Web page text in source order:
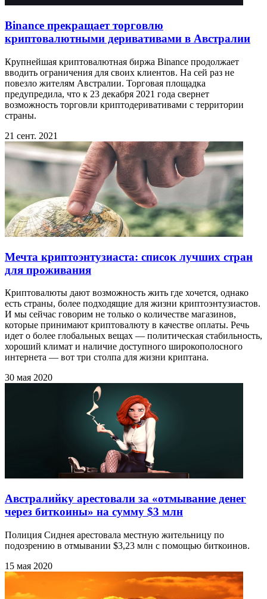
Binance прекращает торговлю
криптовалютными деривативами в Австралии
Крупнейшая криптовалютная биржа Binance продолжает
вводить ограничения для своих клиентов. На сей раз не
повезло жителям Австралии. Торговая площадка
предупредила, что к 23 декабря 2021 года свернет
возможность торговли криптодеривативами с территории
страны.
21 сент. 2021
Мечта криптоэнтузиаста: список лучших стран
для проживания
Криптовалюты дают возможность жить где хочется, однако
есть страны, более подходящие для жизни криптоэнтузиастов.
И мы сейчас говорим не только о количестве магазинов,
которые принимают криптовалюту в качестве оплаты. Речь
идет о более глобальных вещах — политическая стабильность,
хороший климат и наличие доступного широкополосного
интернета — вот три столпа для жизни криптана.
30 мая 2020
Австралийку арестовали за «отмывание денег
через биткоины» на сумму $3 млн
Полиция Сиднея арестовала местную жительницу по
подозрению в отмывании $3,23 млн с помощью биткоинов.
15 мая 2020